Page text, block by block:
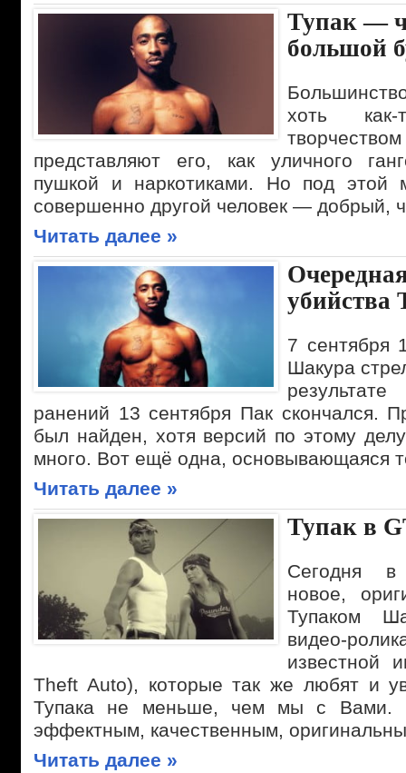
Тупак —
большой
хоть
представляют его, как уличного
пушкой и наркотиками. Но под этой
совершенно другой человек — добрый,
Читать далее »
убийства
7 сентября
Шакура
ранений 13 сентября Пак скончался.
был найден, хотя версий по этому
много. Вот ещё одна, основывающаяся
Читать далее »
Тупак в
Сегодня в
новое,
Тупаком
видео-
известной
Theft Auto), которые так же любят и
Тупака не меньше, чем мы с Вами.
эффектным, качественным,
Читать далее »